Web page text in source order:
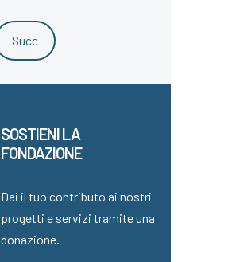
Succ
SOSTIENI LA
FONDAZIONE
Dai il tuo contributo ai nostri
progetti e servizi tramite una
donazione.